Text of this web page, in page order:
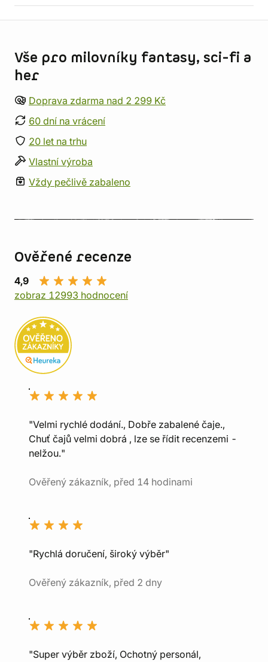
Vše pro milovníky fantasy, sci-fi a
her
Doprava zdarma nad 2 299 Kč
60 dní na vrácení
20 let na trhu
Vlastní výroba
Vždy pečlivě zabaleno
Ověřené recenze
4,9
zobraz 12993 hodnocení
"Velmi rychlé dodání., Dobře zabalené čaje.,
Chuť čajů velmi dobrá , lze se řídit recenzemi -
nelžou."
Ověřený zákazník, před 14 hodinami
"Rychlá doručení, široký výběr"
Ověřený zákazník, před 2 dny
"Super výběr zboží, Ochotný personál,